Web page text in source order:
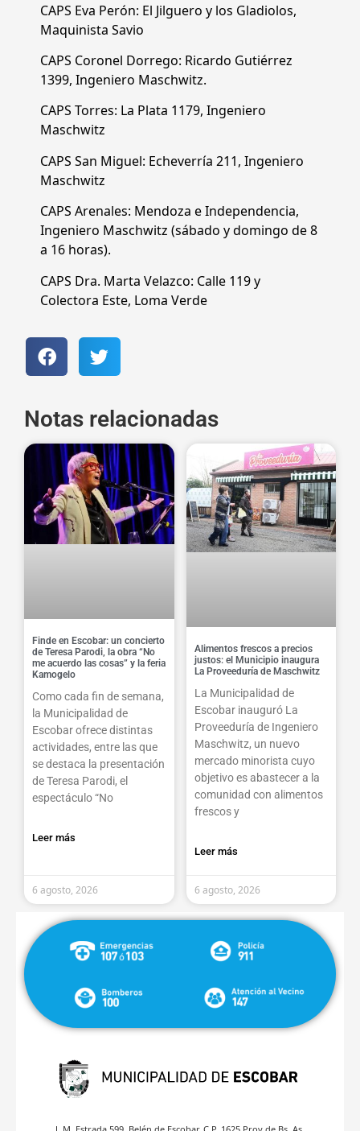
CAPS Eva Perón: El Jilguero y los Gladiolos,
Maquinista Savio
CAPS Coronel Dorrego: Ricardo Gutiérrez
1399, Ingeniero Maschwitz.
CAPS Torres: La Plata 1179, Ingeniero
Maschwitz
CAPS San Miguel: Echeverría 211, Ingeniero
Maschwitz
CAPS Arenales: Mendoza e Independencia,
Ingeniero Maschwitz (sábado y domingo de 8
a 16 horas).
CAPS Dra. Marta Velazco: Calle 119 y
Colectora Este, Loma Verde
Notas relacionadas
Finde en Escobar: un concierto
de Teresa Parodi, la obra “No
me acuerdo las cosas” y la feria
Kamogelo
Como cada fin de semana,
la Municipalidad de
Escobar ofrece distintas
actividades, entre las que
se destaca la presentación
de Teresa Parodi, el
espectáculo “No
Leer más
6 agosto, 2026
Alimentos frescos a precios
justos: el Municipio inaugura
La Proveeduría de Maschwitz
La Municipalidad de
Escobar inauguró La
Proveeduría de Ingeniero
Maschwitz, un nuevo
mercado minorista cuyo
objetivo es abastecer a la
comunidad con alimentos
frescos y
Leer más
6 agosto, 2026